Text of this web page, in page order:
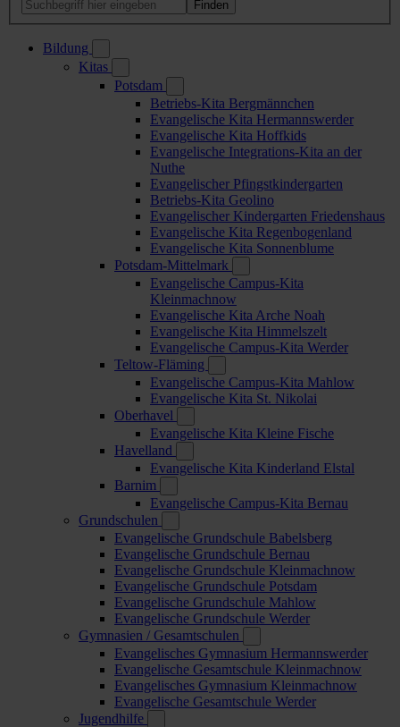
Bildung
Kitas
Potsdam
Betriebs-Kita Bergmännchen
Evangelische Kita Hermannswerder
Evangelische Kita Hoffkids
Evangelische Integrations-Kita an der
Nuthe
Evangelischer Pfingstkindergarten
Betriebs-Kita Geolino
Evangelischer Kindergarten Friedenshaus
Evangelische Kita Regenbogenland
Evangelische Kita Sonnenblume
Potsdam-Mittelmark
Evangelische Campus-Kita
Kleinmachnow
Evangelische Kita Arche Noah
Evangelische Kita Himmelszelt
Evangelische Campus-Kita Werder
Teltow-Fläming
Evangelische Campus-Kita Mahlow
Evangelische Kita St. Nikolai
Oberhavel
Evangelische Kita Kleine Fische
Havelland
Evangelische Kita Kinderland Elstal
Barnim
Evangelische Campus-Kita Bernau
Grundschulen
Evangelische Grundschule Babelsberg
Evangelische Grundschule Bernau
Evangelische Grundschule Kleinmachnow
Evangelische Grundschule Potsdam
Evangelische Grundschule Mahlow
Evangelische Grundschule Werder
Gymnasien / Gesamtschulen
Evangelisches Gymnasium Hermannswerder
Evangelische Gesamtschule Kleinmachnow
Evangelisches Gymnasium Kleinmachnow
Evangelische Gesamtschule Werder
Jugendhilfe